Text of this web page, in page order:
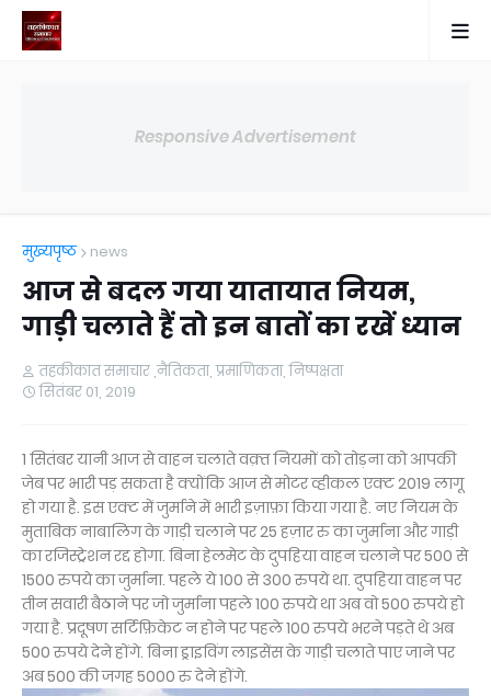
Responsive Advertisement
मुख्यपृष्ठ news
आज से बदल गया यातायात नियम,
गाड़ी चलाते हैं तो इन बातों का रखें ध्यान
तहकीकात समाचार ,नैतिकता, प्रमाणिकता, निष्पक्षता
सितंबर 01, 2019
1 सितंबर यानी आज से वाहन चलाते वक़्त नियमों को तोड़ना को आपकी
जेब पर भारी पड़ सकता है क्योंकि आज से मोटर व्हीकल एक्ट 2019 लागू
हो गया है. इस एक्ट में जुर्माने में भारी इज़ाफ़ा किया गया है. नए नियम के
मुताबिक नाबालिग के गाड़ी चलाने पर 25 हज़ार रु का जुर्माना और गाड़ी
का रजिस्ट्रेशन रद्द होगा. बिना हेलमेट के दुपहिया वाहन चलाने पर 500 से
1500 रुपये का जुर्माना. पहले ये 100 से 300 रुपये था. दुपहिया वाहन पर
तीन सवारी बैठाने पर जो जुर्माना पहले 100 रुपये था अब वो 500 रुपये हो
गया है. प्रदूषण सर्टिफ़िकेट न होने पर पहले 100 रुपये भरने पड़ते थे अब
500 रुपये देने होंगे. बिना ड्राइविंग लाइसेंस के गाड़ी चलाते पाए जाने पर
अब 500 की जगह 5000 रु देने होंगे.